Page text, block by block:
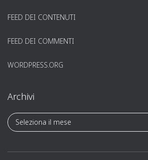
FEED DEI CONTENUTI
FEED DEI COMMENTI
WORDPRESS.ORG
Archivi
A
r
h